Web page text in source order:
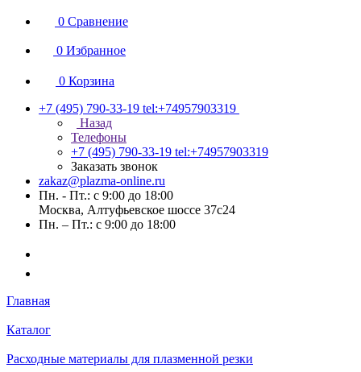
0 Сравнение
0 Избранное
0 Корзина
+7 (495) 790-33-19 tel:+74957903319
Назад
Телефоны
+7 (495) 790-33-19 tel:+74957903319
Заказать звонок
zakaz@plazma-online.ru
Пн. - Пт.: с 9:00 до 18:00
Москва, Алтуфьевское шоссе 37с24
Пн. – Пт.: с 9:00 до 18:00
Главная
Каталог
Расходные материалы для плазменной резки